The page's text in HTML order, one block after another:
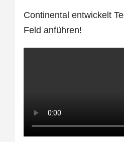
Continental entwickelt
Feld anführen!